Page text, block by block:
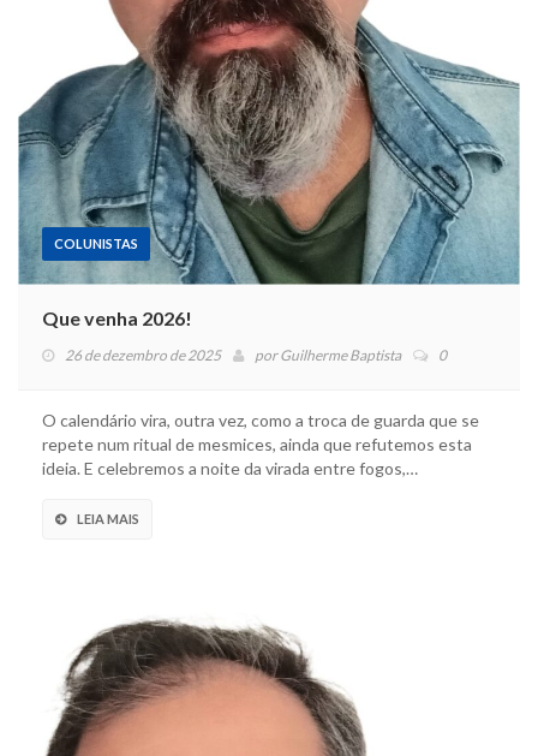
COLUNISTAS
Que venha 2026!
26 de dezembro de 2025 porGuilherme Baptista 0
O calendário vira, outra vez, como a troca de guarda que se
repete num ritual de mesmices, ainda que refutemos esta
ideia. E celebremos a noite da virada entre fogos,…
LEIA MAIS